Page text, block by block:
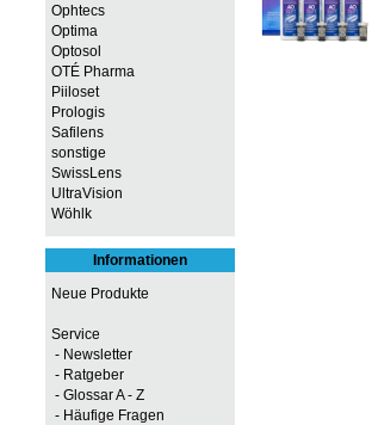
Ophtecs
Optima
Optosol
OTÉ Pharma
Piiloset
Prologis
Safilens
sonstige
SwissLens
UltraVision
Wöhlk
Informationen
Neue Produkte
Service
- Newsletter
- Ratgeber
- Glossar A - Z
- Häufige Fragen